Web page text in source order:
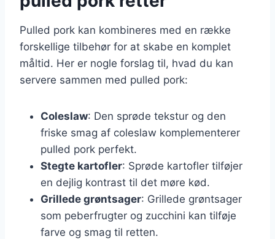
Pulled pork kan kombineres med en række
forskellige tilbehør for at skabe en komplet
måltid. Her er nogle forslag til, hvad du kan
servere sammen med pulled pork:
Coleslaw: Den sprøde tekstur og den
friske smag af coleslaw komplementerer
pulled pork perfekt.
Stegte kartofler: Sprøde kartofler tilføjer
en dejlig kontrast til det møre kød.
Grillede grøntsager: Grillede grøntsager
som peberfrugter og zucchini kan tilføje
farve og smag til retten.